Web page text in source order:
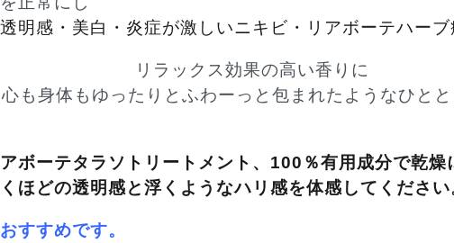
明感・美白・炎症が激しいニキビ・リアボーテハー
リラックス効果の高い香りに
心も身体もゆったりとふわーっと包まれたようなひと
ボーテタラソトリートメント、100％有用成分で乾
ほどの透明感と浮くようなハリ感を体感してください
すすめです。